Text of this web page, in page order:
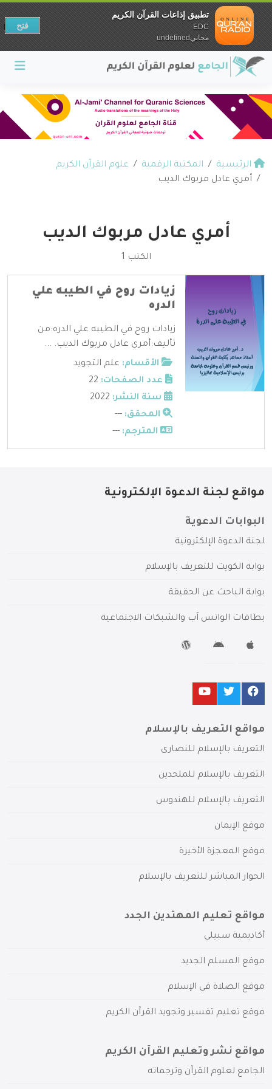
الرئيسية المكتبة الرقمية
علوم القرآن الكريم
أمري عادل مربوك الديب
أمري عادل مربوك الديب
الكتب 1
زيادات روح في الطيبه علي
الدره
زيادات روح في الطيبه علي الدره:من
تأليف:أمري عادل مربوك الديب. ...
الأقسام: علم التجويد
عدد الصفحات:
سنة النشر:
المحقق: ---
المترجم: ---
مواقع لجنة الدعوة الإلكترونية
البوابات الدعوية
لجنة الدعوة الإلكترونية
بوابة الكويت للتعريف بالإسلام
بوابة الباحث عن الحقيقة
بطاقات الواتس آب والشبكات الاجتماعية
مواقع التعريف بالإسلام
التعريف بالإسلام للنصارى
التعريف بالإسلام للملحدين
التعريف بالإسلام للهندوس
موقع الإيمان
موقع المعجزة الأخيرة
الحوار المباشر للتعريف بالإسلام
مواقع تعليم المهتدين الجدد
أكاديمية سبيلي
موقع المسلم الجديد
موقع الصلاة في الإسلام
موقع تعليم تفسير وتجويد القرآن الكريم
مواقع نشر وتعليم القرآن الكريم
الجامع لعلوم القرآن وترجماته
تطبيق إذاعات القرآن الكريم
EDC
مجانيundefined
فتح